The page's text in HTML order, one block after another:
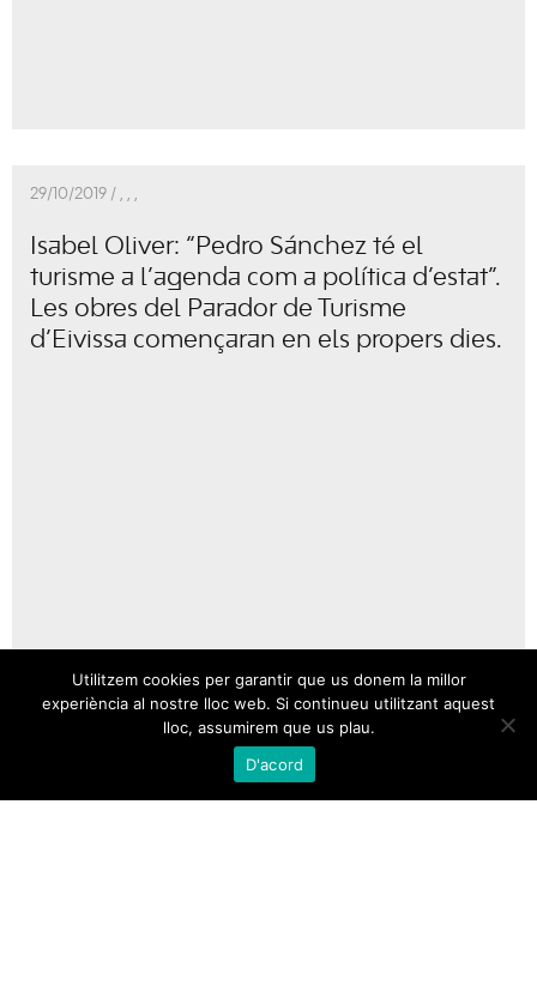
29/10/2019 / , , ,
Isabel Oliver: “Pedro Sánchez té el
turisme a l’agenda com a política d’estat”.
Les obres del Parador de Turisme
d’Eivissa començaran en els propers dies.
Utilitzem cookies per garantir que us donem la millor
experiència al nostre lloc web. Si continueu utilitzant aquest
lloc, assumirem que us plau.
D'acord